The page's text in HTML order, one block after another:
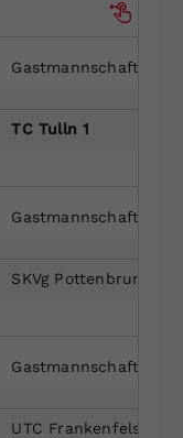
Gastmannschaft
TC Tulln 1
Gastmannschaft
SKVg Pottenbrunn 1
Gastmannschaft
UTC Frankenfels 1